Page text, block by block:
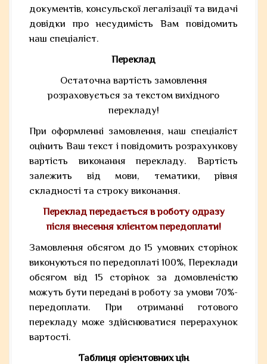
документів, консульскої легалізації та видачі
довідки про несудимість Вам повідомить
наш спеціаліст.
Переклад
Остаточна вартість замовлення
розраховується за текстом вихідного
перекладу!
При оформленні замовлення, наш спеціаліст
оцінить Ваш текст і повідомить розрахункову
вартість виконання перекладу. Вартість
залежить від мови, тематики, рівня
складності та строку виконання.
Переклад передається в роботу одразу
після внесення клієнтом передоплати!
Замовлення обсягом до 15 умовних сторінок
виконуються по передоплаті 100%, Переклади
обсягом від 15 сторінок за домовленістю
можуть бути передані в роботу за умови 70%-
передоплати. При отриманні готового
перекладу може здійснюватися перерахунок
вартості.
Таблиця орієнтовних цін